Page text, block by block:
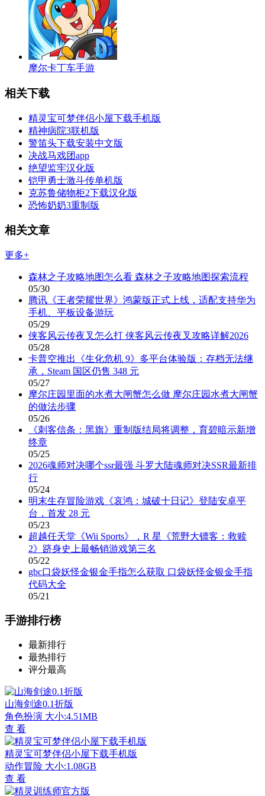
摩尔卡丁车手游
相关下载
精灵宝可梦伴侣小屋下载手机版
精神病院3联机版
警笛头下载安装中文版
决战马戏团app
绝望监牢汉化版
铠甲勇士激斗传单机版
克苏鲁储物柜2下载汉化版
恐怖奶奶3重制版
相关文章
更多+
森林之子攻略地图怎么看 森林之子攻略地图探索流程
05/30
腾讯《王者荣耀世界》鸿蒙版正式上线，适配支持华为
手机、平板设备游玩
05/29
侠客风云传夜叉怎么打 侠客风云传夜叉攻略详解2026
05/28
卡普空推出《生化危机 9》多平台体验版：存档无法继
承，Steam 国区仍售 348 元
05/27
摩尔庄园里面的水煮大闸蟹怎么做 摩尔庄园水煮大闸蟹
的做法步骤
05/26
《刺客信条：黑旗》重制版结局将调整，育碧暗示新增
终章
05/25
2026魂师对决哪个ssr最强 斗罗大陆魂师对决SSR最新排
行
05/24
明末生存冒险游戏《哀鸿：城破十日记》登陆安卓平
台，首发 28 元
05/23
超越任天堂《Wii Sports》，R 星《荒野大镖客：救赎
2》跻身史上最畅销游戏第三名
05/22
gbc口袋妖怪金银金手指怎么获取 口袋妖怪金银金手指
代码大全
05/21
手游排行榜
最新排行
最热排行
评分最高
山海剑途0.1折版
角色扮演 大小:4.51MB
查 看
精灵宝可梦伴侣小屋下载手机版
动作冒险 大小:1.08GB
查 看